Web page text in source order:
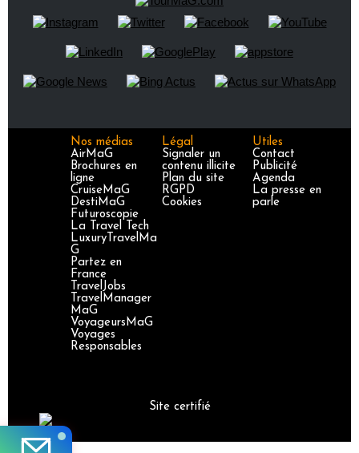
Nos médias
AirMaG
Brochures en
ligne
CruiseMaG
DestiMaG
Futuroscopie
La Travel Tech
LuxuryTravelMa
G
Partez en
France
TravelJobs
TravelManager
MaG
VoyageursMaG
Voyages
Responsables
Légal
Signaler un
contenu illicite
Plan du site
RGPD
Cookies
Utiles
Contact
Publicité
Agenda
La presse en
parle
Site certifié